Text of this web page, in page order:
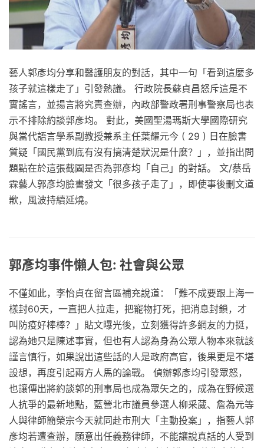
藝人郭彥均分享和醫護朋友的對話，其中一句「看到這麼多
孩子就這樣走了」引發熱議。 行政院長蘇貞昌怒斥這是不
實謠言，並揚言將究責查辦，內政部警政署刑事警察局也表
示不排除約談郭彥均。 對此，美國聖湯瑪斯大學國際研究
與當代語言學系副教授兼系主任葉耀元今 ( 29 ) 日在臉書
質疑「國民黨到底有沒有搞清楚狀況是什麼？」，並指出問
題點在於這張截圖是否為郭彥均「自己」的對話。 文/蔡岳
霖藝人郭彥均臉書發文「很多孩子走了」，即使事後刪文道
歉，風波持續延燒。
郭彥均事件懶人包: 社會與公眾
不僅如此，李怡貞在留言區補充說道：「難不成要跟上海一
樣封60天，一直把人拉走，把寵物打死，把消息封鎖，才
叫防疫好棒棒？」貼文曝光後，立刻獲得許多網友的力挺，
認為她只是陳述事實，但也有人認為身為公眾人物本來就該
謹言慎行，如果說出這些話的人是政府高官，後果更是不堪
設想，再度引起兩方人馬的論戰。 偵辦郭彥均引發眾怒，
也讓傳出將約談郭的刑事局也成為眾矢之的，成為在野候選
人抗爭的最新地點，藍營北市議員參選人柳采葳、詹為元等
人與律師簡榮宗今天就同赴市刑大「主動投案」，指藝人郭
彥均若遭查辦，願意出任義務律師，不能讓說真話的人受到